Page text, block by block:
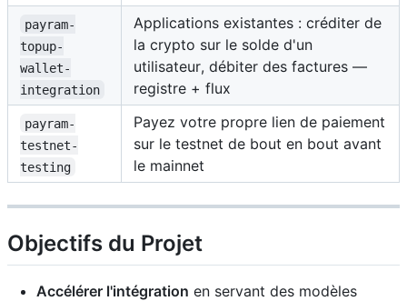
payram-
topup-
wallet-
integration
Applications existantes : créditer de
la crypto sur le solde d'un
utilisateur, débiter des factures —
registre + flux
payram-
testnet-
testing
Payez votre propre lien de paiement
sur le testnet de bout en bout avant
le mainnet
Objectifs du Projet
Accélérer l'intégration en servant des modèles